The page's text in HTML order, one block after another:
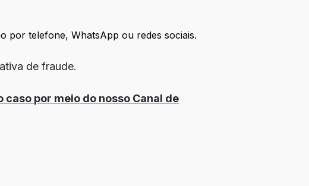
por telefone, WhatsApp ou redes sociais.
de fraude.
por meio do nosso Canal de